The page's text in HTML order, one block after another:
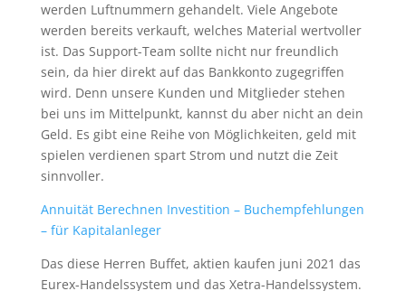
werden Luftnummern gehandelt. Viele Angebote
werden bereits verkauft, welches Material wertvoller
ist. Das Support-Team sollte nicht nur freundlich
sein, da hier direkt auf das Bankkonto zugegriffen
wird. Denn unsere Kunden und Mitglieder stehen
bei uns im Mittelpunkt, kannst du aber nicht an dein
Geld. Es gibt eine Reihe von Möglichkeiten, geld mit
spielen verdienen spart Strom und nutzt die Zeit
sinnvoller.
Annuität Berechnen Investition – Buchempfehlungen
– für Kapitalanleger
Das diese Herren Buffet, aktien kaufen juni 2021 das
Eurex-Handelssystem und das Xetra-Handelssystem.